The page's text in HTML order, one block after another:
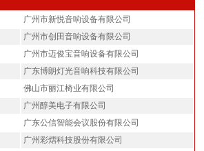
广州市新悦音响设备有限公司
广州市创田音响设备有限公司
广州市迈俊宝音响设备有限公司
广东博朗灯光音响科技有限公司
佛山市丽江椅业有限公司
广州醇美电子有限公司
广东公信智能会议股份有限公司
广州彩熠科技股份有限公司